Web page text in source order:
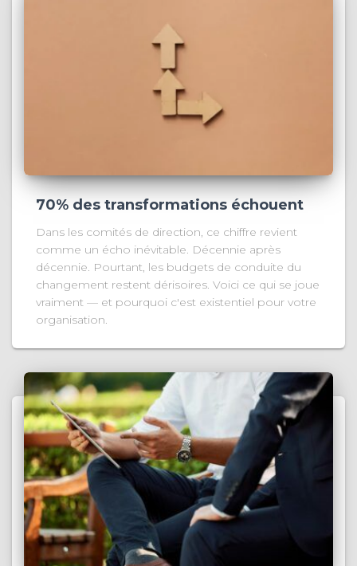
70% des transformations échouent
Dans les comités de direction, ce chiffre revient
comme un écho inévitable. Décennie après
décennie. Pourtant, les budgets de conduite du
changement restent dérisoires. Voici ce qui se joue
vraiment — et pourquoi c'est existentiel pour votre
organisation.